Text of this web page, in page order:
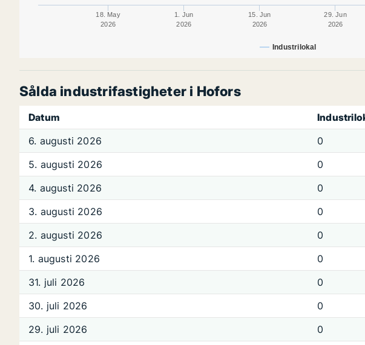
Industrilokal
18. May
2026
1. Jun
2026
15. Jun
2026
29. Jun
2026
Sålda industrifastigheter i Hofors
Datum
6. augusti 2026
0
5. augusti 2026
0
4. augusti 2026
0
3. augusti 2026
0
2. augusti 2026
0
1. augusti 2026
0
31. juli 2026
0
30. juli 2026
0
29. juli 2026
0